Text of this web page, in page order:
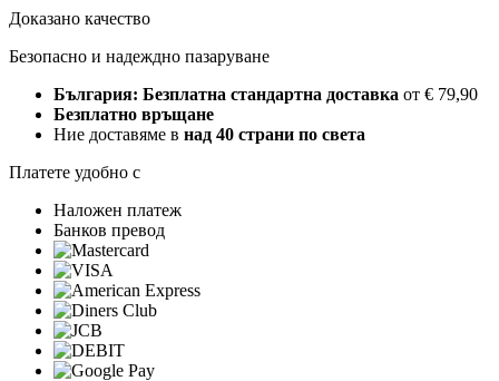
Доказано качество
Безопасно и надеждно пазаруване
България: Безплатна стандартна доставка от € 79,90
Безплатно връщане
Ние доставяме в над 40 страни по света
Платете удобно с
Наложен платеж
Банков превод